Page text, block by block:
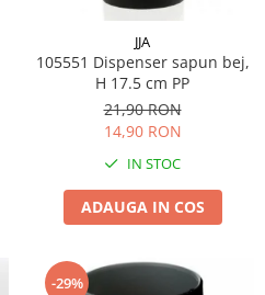
JJA
105551 Dispenser sapun bej,
H 17.5 cm PP
21,90 RON
14,90 RON
IN STOC
ADAUGA IN COS
-29%